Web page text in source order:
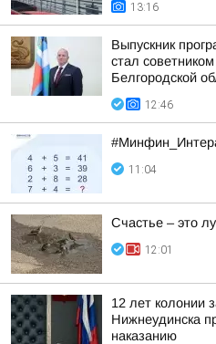
13:16
Выпускник
стал
Белгородской
12:46
11:04
Счастье – это
12:01
12 лет колонии
Нижнеудинска
наказанию